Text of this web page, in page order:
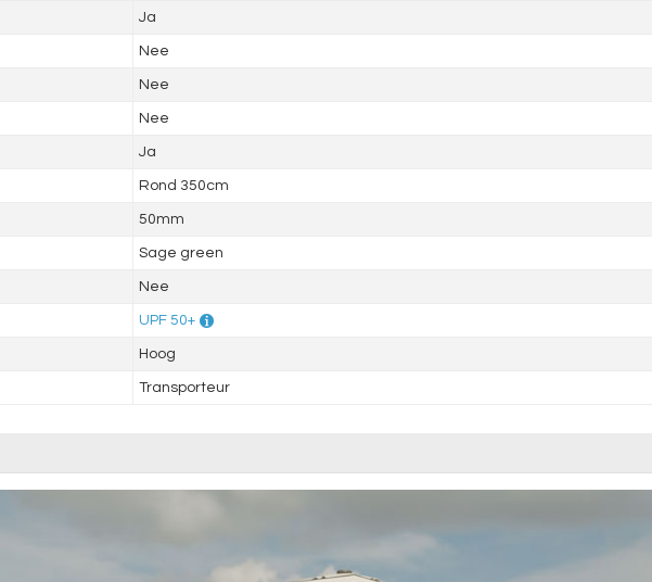
Ja
Nee
Nee
Nee
Ja
Rond 350cm
50mm
Sage green
Nee
UPF 50+
Hoog
Transporteur